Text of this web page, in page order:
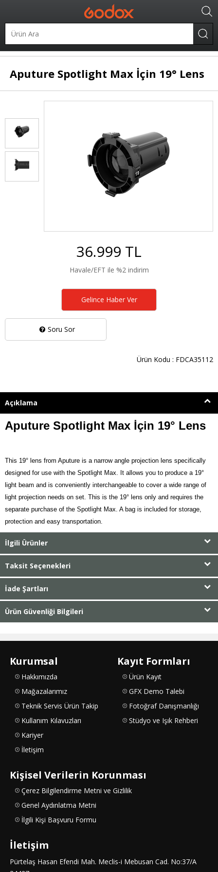
Aputure Spotlight Max İçin 19° Lens
Soru Sor
36.999 TL
Havale/EFT ile %2 indirim
Ürün Kodu : FDCA35112
Gelince Haber Ver
Açıklama
Aputure Spotlight Max İçin 19° Lens
This 19° lens from Aputure is a narrow angle projection lens specifically
designed for use with the Spotlight Max. It allows you to produce a 19°
light beam and is conveniently interchangeable to cover a wide range of
light projection needs on set. This is the 19° lens only and requires the
separate purchase of the Spotlight Max. A bag is included for storage,
protection and easy transportation.
İlgili Ürünler
Taksit Seçenekleri
İade Şartları
Ürün Güvenliği Bilgileri
Kurumsal
Hakkımızda
Mağazalarımız
Teknik Servis Ürün Takip
Kullanım Kılavuzları
Kariyer
İletişim
Kayıt Formları
Ürün Kayıt
GFX Demo Talebi
Fotoğraf Danışmanlığı
Stüdyo ve Işık Rehberi
Kişisel Verilerin Korunması
Çerez Bilgilendirme Metni ve Gizlilik
Genel Aydınlatma Metni
İlgili Kişi Başvuru Formu
İletişim
Pürtelaş Hasan Efendi Mah. Meclis-i Mebusan Cad. No:37/A